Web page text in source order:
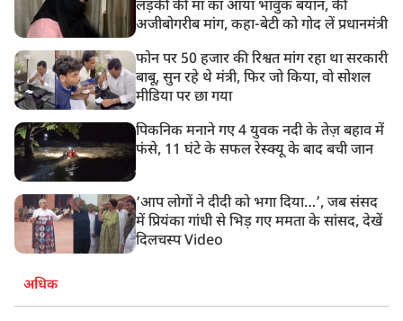
लड़की की मां का आया भावुक बयान, की
अजीबोगरीब मांग, कहा-बेटी को गोद लें प्रधानमंत्री
फोन पर 50 हजार की रिश्वत मांग रहा था सरकारी
बाबू, सुन रहे थे मंत्री, फिर जो किया, वो सोशल
मीडिया पर छा गया
पिकनिक मनाने गए 4 युवक नदी के तेज़ बहाव में
फंसे, 11 घंटे के सफल रेस्क्यू के बाद बची जान
‘आप लोगों ने दीदी को भगा दिया…’, जब संसद
में प्रियंका गांधी से भिड़ गए ममता के सांसद, देखें
दिलचस्प Video
अधिक